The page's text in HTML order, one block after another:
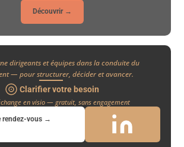
Découvrir →
dirigeants et équipes dans la conduite du
— pour structurer, décider et avancer.
Clarifier votre besoin
en visio — gratuit, sans engagement
rendez-vous →